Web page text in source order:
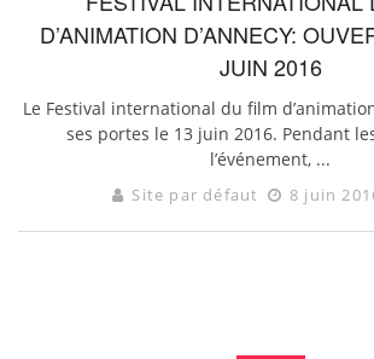
D’ANIMATION D’ANNECY:
JUIN 2016
Le Festival international du film
ses portes le 13 juin 2016. Pendant
l’événement, ...
Site par défaut 8 juin